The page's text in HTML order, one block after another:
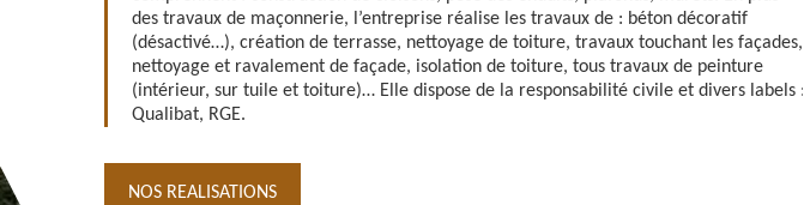
des travaux de maçonnerie, l’entreprise réalise les travaux de : béton décoratif
(désactivé…), création de terrasse, nettoyage de toiture, travaux touchant les façades,
nettoyage et ravalement de façade, isolation de toiture, tous travaux de peinture
(intérieur, sur tuile et toiture)… Elle dispose de la responsabilité civile et divers labels :
Qualibat, RGE.
NOS REALISATIONS